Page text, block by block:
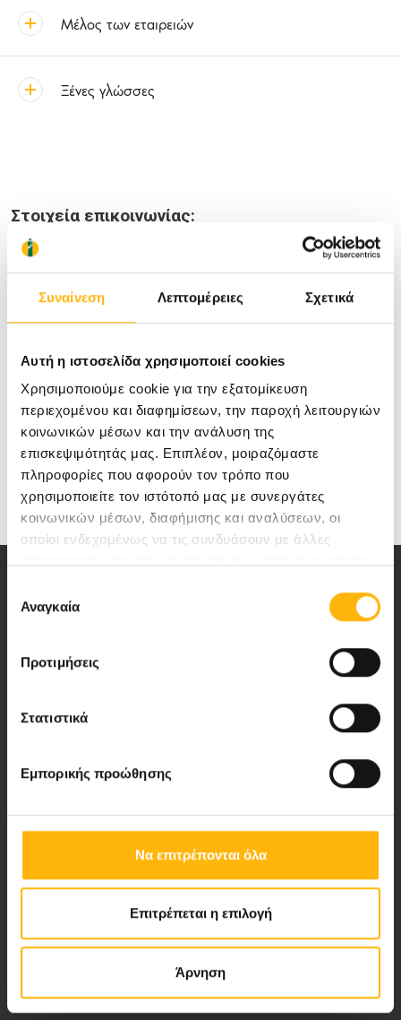
Συναίνεση Λεπτομέρειες Σχετικά
Αυτή η ιστοσελίδα χρησιμοποιεί cookies
Χρησιμοποιούμε cookie για την εξατομίκευση
περιεχομένου και διαφημίσεων, την παροχή λειτουργιών
κοινωνικών μέσων και την ανάλυση της
επισκεψιμότητάς μας. Επιπλέον, μοιραζόμαστε
πληροφορίες που αφορούν τον τρόπο που
χρησιμοποιείτε τον ιστότοπό μας με συνεργάτες
κοινωνικών μέσων, διαφήμισης και αναλύσεων, οι
οποίοι ενδεχομένως να τις συνδυάσουν με άλλες
των υπηρεσιών τους.
συγκατάθεσης
Αναγκαία
Προτιμήσεις
Στατιστικά
Εμπορικής προώθησης
Να επιτρέπονται όλα
Επιτρέπεται η επιλογή
Άρνηση
Μέλος των εταιρειών
Ξένες γλώσσες
Στοιχεία επικοινωνίας:
Διεύθυνση Ιατρείου:
Π. Αραβαντινού 2,Κέρκυρα
Τηλέφωνο: 2661027096
Κινητό: 6945262011
Email: d.zosimas@gmail.com
Ζωσιμάς / Dimitrios Zosimas - General Surgeon
LinkedIn: Dimitris Zosimas
Medical Directory
Αποστολή μας να παρέχουμε υψηλής
υγείας.
8ο χλμ. Π.Ε.Ο Λάρισας- Αθηνών, 41 500, Λάρισα
Τηλ. Κέντρο: 2410 996000,
Επικοινωνία